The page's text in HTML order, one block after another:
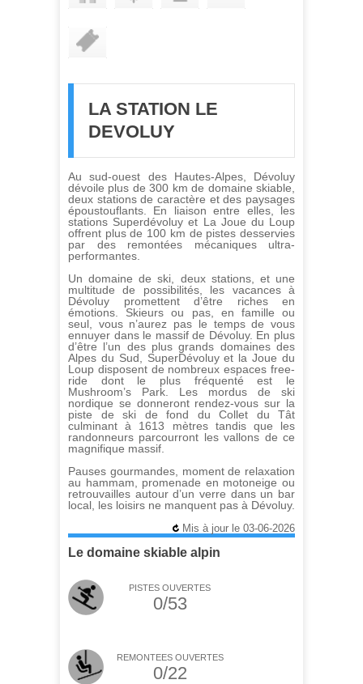
LA STATION LE
DEVOLUY
Au sud-ouest des Hautes-Alpes, Dévoluy
dévoile plus de 300 km de domaine skiable,
deux stations de caractère et des paysages
époustouflants. En liaison entre elles, les
stations Superdévoluy et La Joue du Loup
offrent plus de 100 km de pistes desservies
par des remontées mécaniques ultra-
performantes.
Un domaine de ski, deux stations, et une
multitude de possibilités, les vacances à
Dévoluy promettent d’être riches en
émotions. Skieurs ou pas, en famille ou
seul, vous n’aurez pas le temps de vous
ennuyer dans le massif de Dévoluy. En plus
d’être l’un des plus grands domaines des
Alpes du Sud, SuperDévoluy et la Joue du
Loup disposent de nombreux espaces free-
ride dont le plus fréquenté est le
Mushroom’s Park. Les mordus de ski
nordique se donneront rendez-vous sur la
piste de ski de fond du Collet du Tât
culminant à 1613 mètres tandis que les
randonneurs parcourront les vallons de ce
magnifique massif.
Pauses gourmandes, moment de relaxation
au hammam, promenade en motoneige ou
retrouvailles autour d’un verre dans un bar
local, les loisirs ne manquent pas à Dévoluy.
Mis à jour le 03-06-2026
Le domaine skiable alpin
PISTES OUVERTES
0/53
REMONTEES OUVERTES
0/22